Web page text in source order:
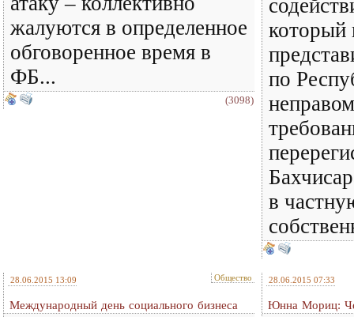
жалуются в определенное
обговоренное время в
ФБ...
(3098)
который
по
в
28.06.2015 13:09 Общество
Международный день социального бизнеса
28.06.2015 07:33
Юнна Мориц: